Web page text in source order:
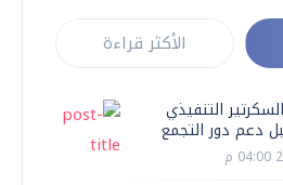
الأكثر قراءة
التنفيذي
دعم دور التجمع